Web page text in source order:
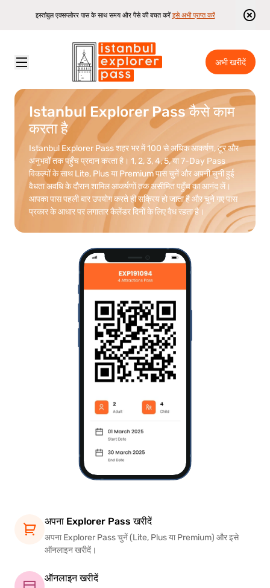
इस्तांबुल एक्सप्लोरर पास के साथ समय और पैसे की बचत करें इसे अभी प्राप्त करें
अभी खरीदें
Istanbul Explorer Pass यह कैसे काम करता है
Istanbul Explorer Pass कैसे काम
करता है
Istanbul Explorer Pass शहर भर में 100 से अधिक आकर्षण, टूर और
अनुभवों तक पहुँच प्रदान करता है। 1, 2, 3, 4, 5, या 7-Day Pass
विकल्पों के साथ Lite, Plus या Premium पास चुनें और अपनी चुनी हुई
वैधता अवधि के दौरान शामिल आकर्षणों तक असीमित पहुँच का आनंद लें।
आपका पास पहली बार उपयोग करते ही सक्रिय हो जाता है और चुने गए पास
प्रकार के आधार पर लगातार कैलेंडर दिनों के लिए वैध रहता है।
अपना Explorer Pass खरीदें
अपना Explorer Pass चुनें (Lite, Plus या Premium) और इसे
ऑनलाइन खरीदें।
ऑनलाइन खरीदें